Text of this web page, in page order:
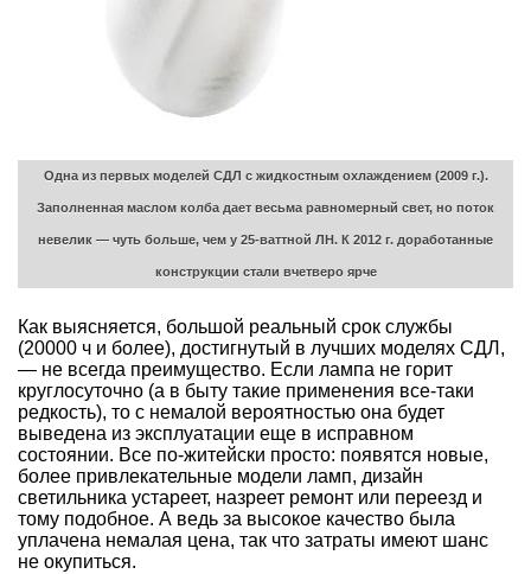
Одна из первых моделей СДЛ с жидкостным охлаждением (2009 г.).
Заполненная маслом колба дает весьма равномерный свет, но поток
невелик — чуть больше, чем у 25-ваттной ЛН. К 2012 г. доработанные
конструкции стали вчетверо ярче
Как выясняется, большой реальный срок службы
(20000 ч и более), достигнутый в лучших моделях СДЛ,
— не всегда преимущество. Если лампа не горит
круглосуточно (а в быту такие применения все-таки
редкость), то с немалой вероятностью она будет
выведена из эксплуатации еще в исправном
состоянии. Все по-житейски просто: появятся новые,
более привлекательные модели ламп, дизайн
светильника устареет, назреет ремонт или переезд и
тому подобное. А ведь за высокое качество была
уплачена немалая цена, так что затраты имеют шанс
не окупиться.